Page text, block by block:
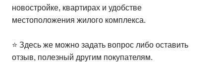
новостройке, квартирах и удобстве
местоположения жилого комплекса.
⭐️ Здесь же можно задать вопрос либо оставить
отзыв, полезный другим покупателям.